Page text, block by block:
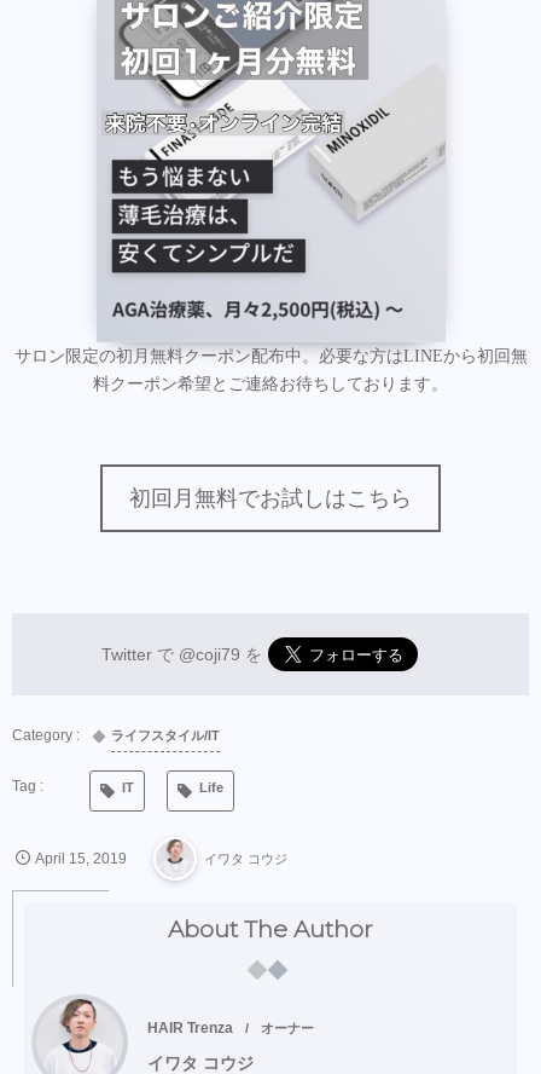
サロン限定の初月無料クーポン配布中。必要な方はLINEから初回無
料クーポン希望とご連絡お待ちしております。
初回月無料でお試しはこちら
Twitter で @coji79 を
ライフスタイル/IT
IT Life
April 15 2019 イワタ コウジ
About The Author
HAIR Trenza オーナー
イワタ コウジ